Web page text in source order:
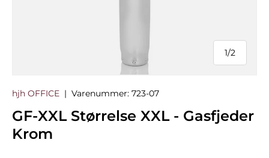
1/
af
2
hjh OFFICE | Varenummer: 723-07
GF-XXL Størrelse XXL - Gasfjeder
Krom